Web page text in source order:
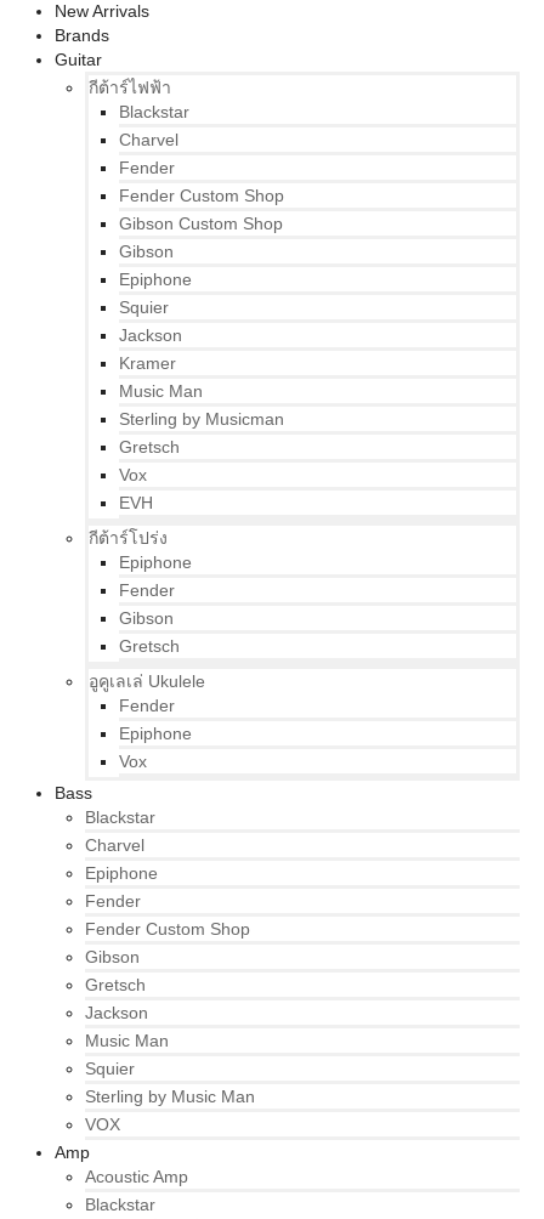
New Arrivals
Brands
Guitar
กีต้าร์ไฟฟ้า
Blackstar
Charvel
Fender
Fender Custom Shop
Gibson Custom Shop
Gibson
Epiphone
Squier
Jackson
Kramer
Music Man
Sterling by Musicman
Gretsch
Vox
EVH
กีต้าร์โปร่ง
Epiphone
Fender
Gibson
Gretsch
อูคูเลเล่ Ukulele
Fender
Epiphone
Vox
Bass
Blackstar
Charvel
Epiphone
Fender
Fender Custom Shop
Gibson
Gretsch
Jackson
Music Man
Squier
Sterling by Music Man
VOX
Amp
Acoustic Amp
Blackstar